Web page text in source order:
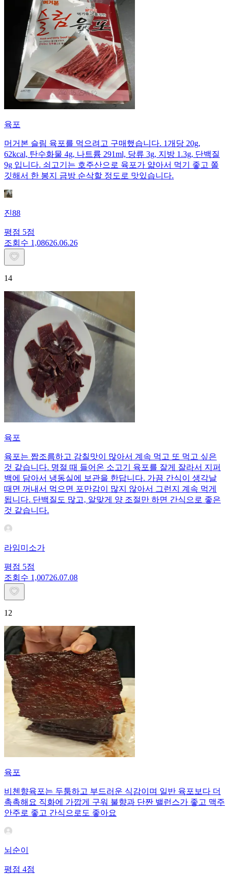
육포
머거본 슬림 육포를 먹으려고 구매했습니다. 1개당 20g,
62kcal, 탄수화물 4g, 나트륨 291ml, 당류 3g, 지방 1.3g, 단백질
9g 입니다. 쇠고기는 호주산으로 육포가 얇아서 먹기 좋고 쫄
깃해서 한 봉지 금방 순삭할 정도로 맛있습니다.
진88
평점 5점
조회수 1,08626.06.26
14
육포
육포는 짭조름하고 감칠맛이 많아서 계속 먹고 또 먹고 싶은
것 같습니다. 명절 때 들어온 소고기 육포를 잘게 잘라서 지퍼
백에 담아서 냉동실에 보관을 한답니다. 가끔 간식이 생각날
때면 꺼내서 먹으면 포만감이 많지 않아서 그런지 계속 먹게
됩니다. 단백질도 많고, 알맞게 양 조절만 하면 간식으로 좋은
것 같습니다.
라임미소가
평점 5점
조회수 1,00726.07.08
12
육포
비첸향육포는 두툼하고 부드러운 식감이며 일반 육포보다 더
촉촉해요 직화에 가깝게 구워 불향과 단짠 밸런스가 좋고 맥주
안주로 좋고 간식으로도 좋아요
뇌순이
평점 4점